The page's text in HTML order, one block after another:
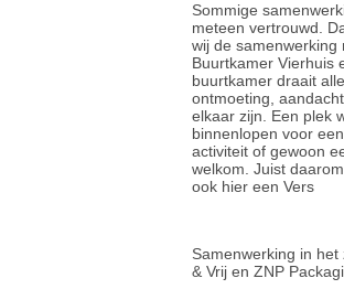
Sommige
meteen vertrouwd.
wij de samenwerking
Buurtkamer Vierhuis
buurtkamer draait
ontmoeting,
elkaar zijn. Een plek
binnenlopen voor
activiteit of gewoon
welkom. Juist
ook hier een Vers
Samenwerking in het
& Vrij en ZNP